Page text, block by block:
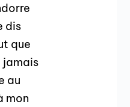
dis
que
jamais
au
mon